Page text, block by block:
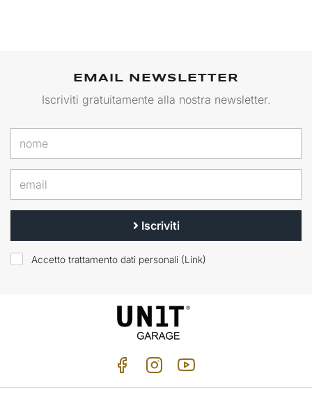
EMAIL NEWSLETTER
Iscriviti gratuitamente alla nostra newsletter.
Iscriviti
Accetto trattamento dati personali (Link)